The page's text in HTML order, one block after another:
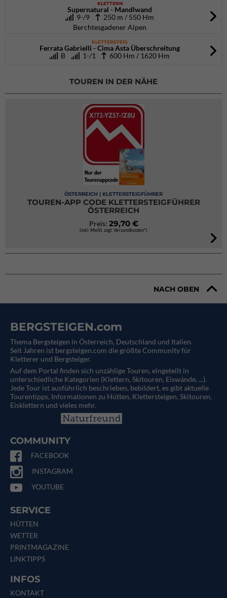
KLETTERN
Supernatural - Mandlwand
9-/9
250 m / 550 Hm
Berchtesgadener Alpen
KLETTERSTEIG
Ferrata Gabrielli - Cima Asta Überschreitung
B
1-/1 600 Hm / 1620 Hm
TOUREN IN DER NÄHE
ÖSTERREICH | KLETTERSTEIGFÜHRER
TOUREN-APP CODE KLETTERSTEIGFÜHRER
ÖSTERREICH
Preis: 29,70 €
(inkl. MwSt. zzgl. Versandkosten*)
NACH OBEN
BERGSTEIGEN.com
Thema Bergsteigen in Österreich, Deutschland und Italien.
Seit Jahren ist bergsteigen.com die größte Community für
Kletterer und Bergsteiger.
Auf dem Portal finden sich unzählige Touren, eingeteilt in
unterschiedliche Kategorien (Klettern, Skitouren, Eiswände, ...).
Jede Tour ist ausführlich beschrieben, bebildert, es gibt aktuelle
Tourentipps, Informationen zu Hütten, Klettersteigen, Skitouren,
Eisklettern und vieles mehr.
COMMUNITY
FACEBOOK
INSTAGRAM
YOUTUBE
SERVICE
HÜTTEN
WETTER
PRINTMAGAZINE
LINKTIPPS
INFOS
KONTAKT